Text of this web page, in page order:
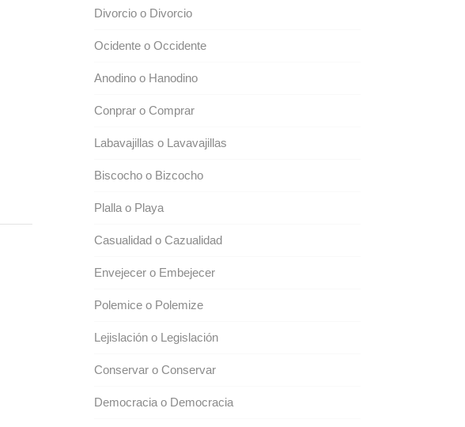
Divorcio o Divorcio
Ocidente o Occidente
Anodino o Hanodino
Conprar o Comprar
Labavajillas o Lavavajillas
Biscocho o Bizcocho
Plalla o Playa
Casualidad o Cazualidad
Envejecer o Embejecer
Polemice o Polemize
Lejislación o Legislación
Conservar o Conservar
Democracia o Democracia